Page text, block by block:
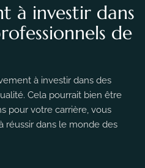
à investir dans
de
à investir dans des
Cela pourrait bien être
pour votre carrière, vous
réussir dans le monde des